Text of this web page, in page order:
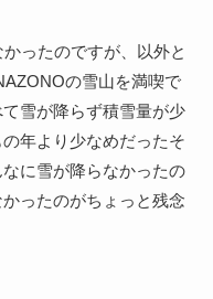
ったのですが、以外と
の雪山を満喫で
雪が降らず積雪量が少
年より少なめだったそ
に雪が降らなかったの
ったのがちょっと残念